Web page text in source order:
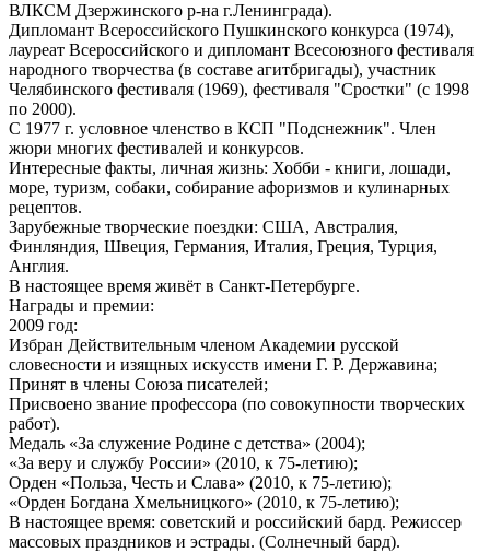
ВЛКСМ Дзержинского р-на г.Ленинграда).
Дипломант Всероссийского Пушкинского конкурса (1974),
лауреат Всероссийского и дипломант Всесоюзного фестиваля
народного творчества (в составе агитбригады), участник
Челябинского фестиваля (1969), фестиваля "Сростки" (с 1998
по 2000).
С 1977 г. условное членство в КСП "Подснежник". Член
жюри многих фестивалей и конкурсов.
Интересные факты, личная жизнь: Хобби - книги, лошади,
море, туризм, собаки, собирание афоризмов и кулинарных
рецептов.
Зарубежные творческие поездки: США, Австралия,
Финляндия, Швеция, Германия, Италия, Греция, Турция,
Англия.
В настоящее время живёт в Санкт-Петербурге.
Награды и премии:
2009 год:
Избран Действительным членом Академии русской
словесности и изящных искусств имени Г. Р. Державина;
Принят в члены Союза писателей;
Присвоено звание профессора (по совокупности творческих
работ).
Медаль «За служение Родине с детства» (2004);
«За веру и службу России» (2010, к 75-летию);
Орден «Польза, Честь и Слава» (2010, к 75-летию);
«Орден Богдана Хмельницкого» (2010, к 75-летию);
В настоящее время: советский и российский бард. Режиссер
массовых праздников и эстрады. (Солнечный бард).